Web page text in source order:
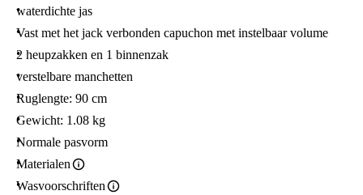
waterdichte jas
Vast met het jack verbonden capuchon met instelbaar volume
2 heupzakken en 1 binnenzak
verstelbare manchetten
Ruglengte: 90 cm
Gewicht: 1.08 kg
Normale pasvorm
Materialen
Wasvoorschriften